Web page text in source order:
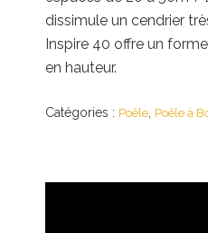
dissimule un cendrier
Inspire 40 offre un
en hauteur.
Catégories : Poêle Poêle à